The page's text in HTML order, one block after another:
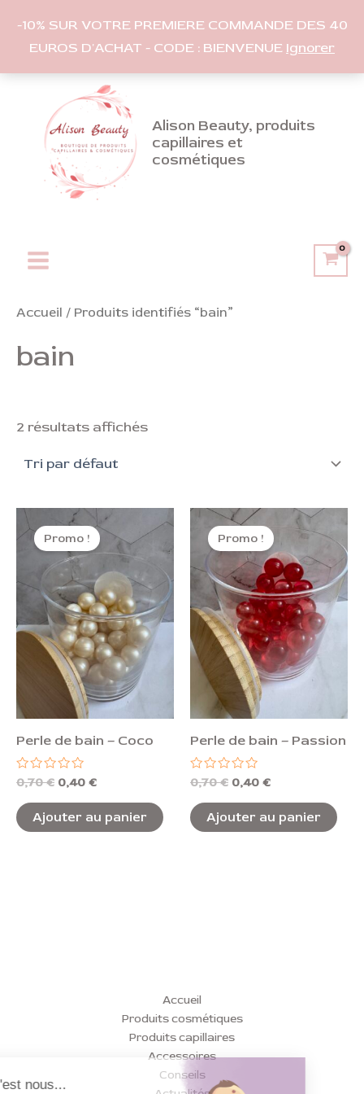
-10% SUR VOTRE PREMIERE COMMANDE DES 40
EUROS D'ACHAT - CODE : BIENVENUE Ignorer
Aller
Alison Beauty, produits
capillaires et
cosmétiques
Main
Accueil / Produits identifiés “bain”
bain
2 résultats affichés
Promo !
Perle de bain – Coco
Note
sur
5
0,70€
prix
initial
était :
0,70 €.
0,40 €
Le
prix
actuel
0,40 €.
Ajouter au panier
Promo !
Perle de bain – Passion
Note
sur
5
0,70€
Le
prix
initial
était :
0,70 €.
0,40 €
prix
actuel
est :
0,40 €.
Ajouter au panier
Accueil
Produits cosmétiques
Produits capillaires
Accessoires
Conseils